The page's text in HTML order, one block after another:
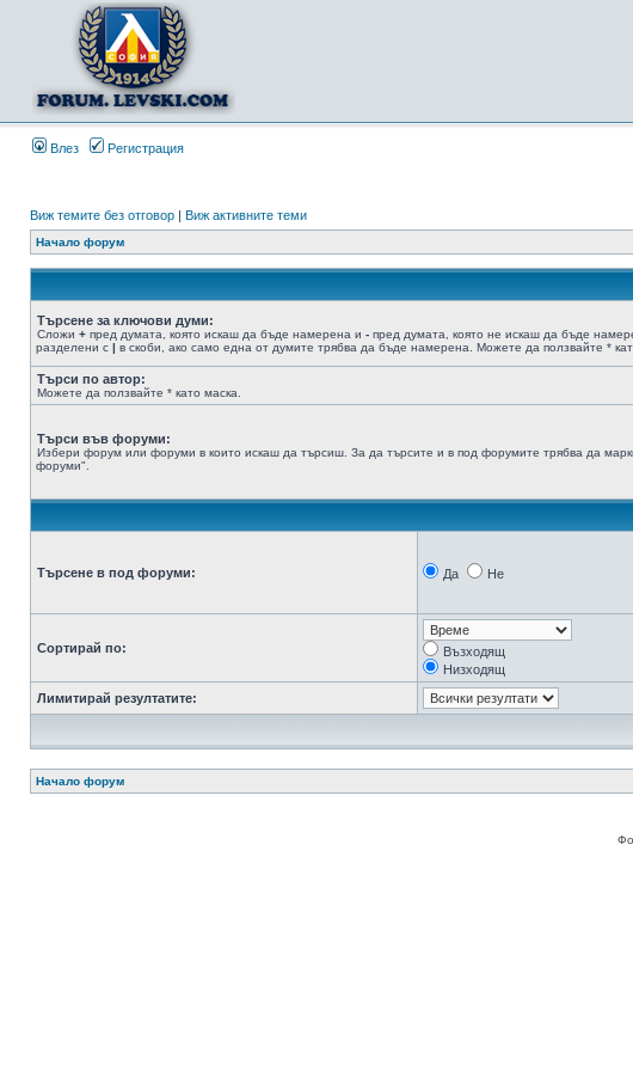
Влез Регистрация
Виж темите без отговор | Виж активните теми
Начало форум
Търсене за ключови думи:
Сложи + пред думата, която искаш да бъде намерена и - пред думата, която не искаш да бъде
разделени с | в скоби, ако само една от думите трябва да бъде намерена. Можете да ползвайте *
Търси по автор:
Можете да ползвайте * като маска.
Търси във форуми:
Избери форум или форуми в които искаш да търсиш. За да търсите и в под форумите трябва да
форуми".
Търсене в под форуми: Да Не
Сортирай по:
Възходящ
Низходящ
Лимитирай резултатите:
Начало форум